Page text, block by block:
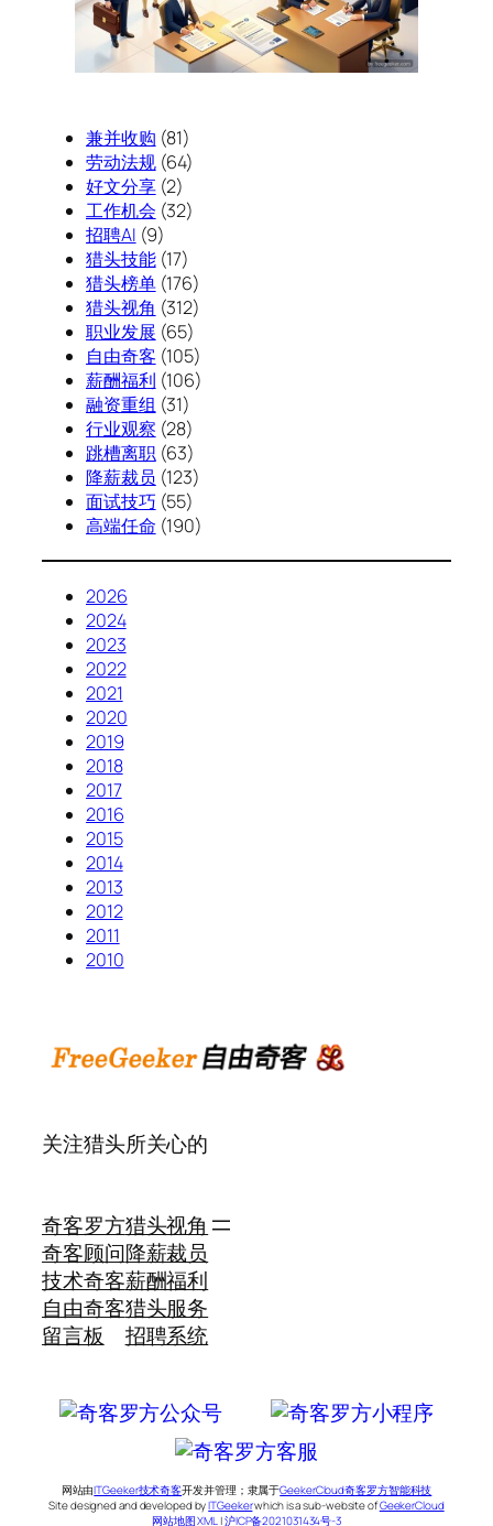
兼并收购 (81)
劳动法规(64)
好文分享(2)
工作机会 (32)
招聘AI (9)
猎头技能(17)
猎头榜单(176)
猎头视角 (312)
职业发展 (65)
自由奇客 (105)
薪酬福利 (106)
融资重组 (31)
行业观察 (28)
跳槽离职(63)
降薪裁员 (123)
面试技巧 (55)
高端任命 (190)
2026
2024
2023
2022
2021
2020
2019
2018
2017
2016
2015
2014
2013
2012
2011
2010
关注猎头所关心的
奇客罗方
奇客顾问
技术奇客
自由奇客
留言板
猎头视角
降薪裁员
薪酬福利
猎头服务
招聘系统
网站由ITGeeker技术奇客开发并管理；隶属于GeekerCloud奇客罗方智能科技
Site designed and developed byITGeekerwhich is a sub-website ofGeekerCloud
网站地图 XML |沪ICP备2021031434号-3